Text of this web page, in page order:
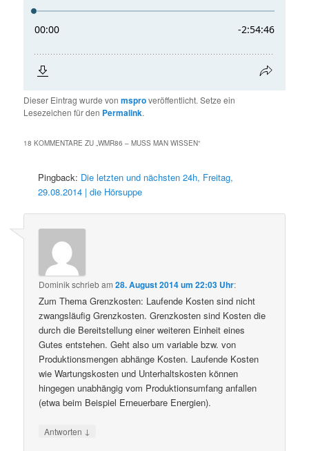
Dieser Eintrag wurde vonmsproveröffentlicht. Setze ein
Lesezeichen für den Permalink.
18 KOMMENTARE ZU „WMR86 – MUSS MAN WISSEN“
Pingback: Die letzten und nächsten 24h, Freitag,
29.08.2014 | die Hörsuppe
Dominikschriebam28. August 2014 um 22:03 Uhr:
Zum Thema Grenzkosten: Laufende Kosten sind nicht
zwangsläufig Grenzkosten. Grenzkosten sind Kosten die
durch die Bereitstellung einer weiteren Einheit eines
Gutes entstehen. Geht also um variable bzw. von
Produktionsmengen abhänge Kosten. Laufende Kosten
wie Wartungskosten und Unterhaltskosten können
hingegen unabhängig vom Produktionsumfang anfallen
(etwa beim Beispiel Erneuerbare Energien).
Antworten ↓